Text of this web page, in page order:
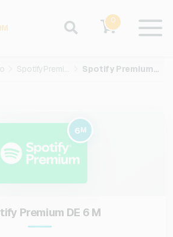
0
SpotifyPremium Spotify Premium DE-6-M
6M
Premium DE 6 M